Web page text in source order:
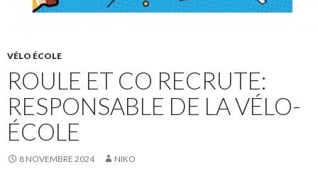
VÉLO ÉCOLE
ROULE ET CO RECRUTE:
RESPONSABLE DE LA VÉLO-
ÉCOLE
8 NOVEMBRE 2024 NIKO